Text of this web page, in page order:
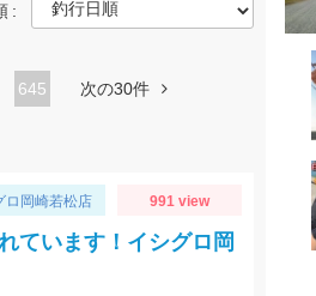
645 次の30件
ロ岡崎若松店 991 view
ています！イシグロ岡